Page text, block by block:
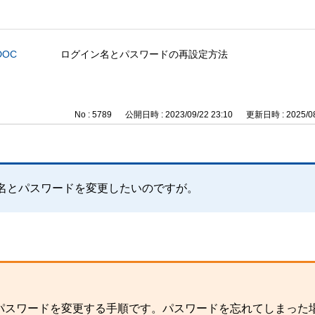
ログイン名とパスワードの再設定方法
No : 5789 公開日時 : 2023/09/22 23:10 更新日時 : 2025/
パスワードを変更したいのですが。
ワードを変更する手順です。パスワードを忘れてしまった